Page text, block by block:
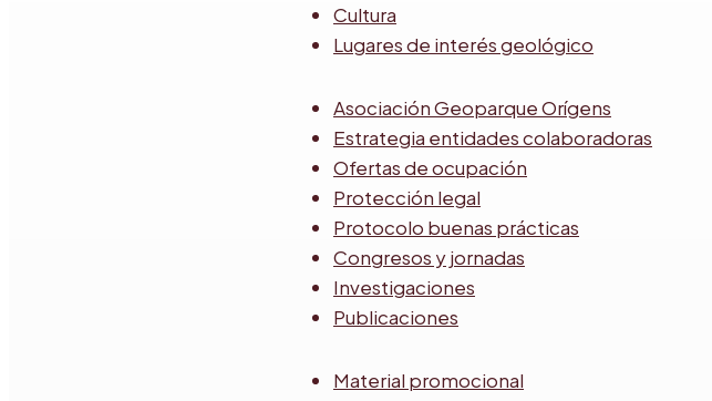
Cultura
Lugares de interés geológico
Asociación Geoparque Orígens
Estrategia entidades colaboradoras
Ofertas de ocupación
Protección legal
Protocolo buenas prácticas
Congresos y jornadas
Investigaciones
Publicaciones
Material promocional